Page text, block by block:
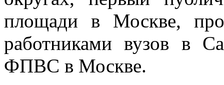
площади в Москве,
работниками вузов в
ФПВС в Москве.